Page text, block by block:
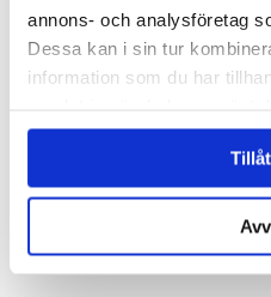
annons- och analysföretag
Dessa kan i sin tur
information som du har